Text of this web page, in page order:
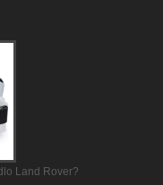
Land Rover?